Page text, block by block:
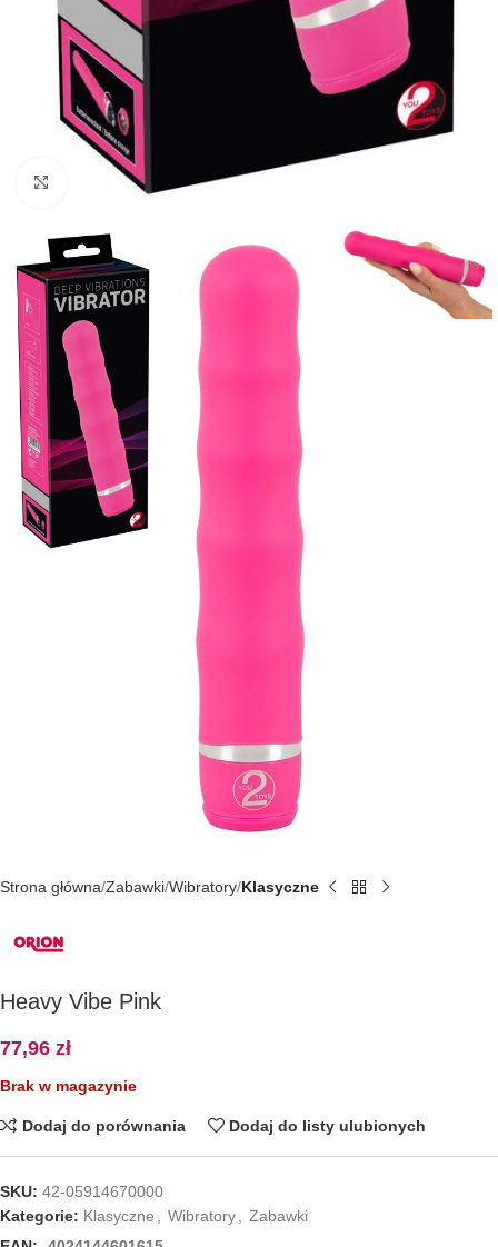
Kliknij, aby powiększyć
Strona główna Zabawki Wibratory Klasyczne
Heavy Vibe Pink
77,96 zł
Brak w magazynie
Dodaj do porównania Dodaj do listy ulubionych
SKU: 42-05914670000
Kategorie: Klasyczne , Wibratory, Zabawki